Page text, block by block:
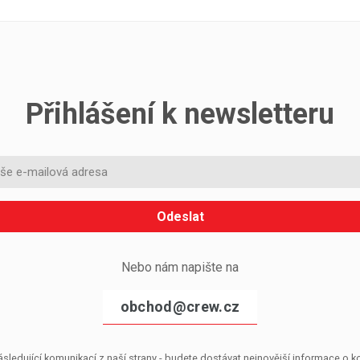
Přihlášení k newsletteru
Odeslat
Nebo nám napište na
obchod@crew.cz